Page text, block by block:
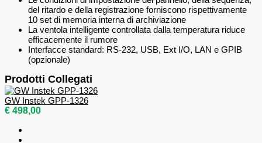
del ritardo e della registrazione forniscono rispettivamente
10 set di memoria interna di archiviazione
La ventola intelligente controllata dalla temperatura riduce
efficacemente il rumore
Interfacce standard: RS-232, USB, Ext I/O, LAN e GPIB
(opzionale)
Prodotti Collegati
GW Instek GPP-1326
€ 498,00